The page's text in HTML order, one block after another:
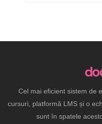
Cel mai eficient sistem de
cursuri, platformă LMS și o
sunt în spatele